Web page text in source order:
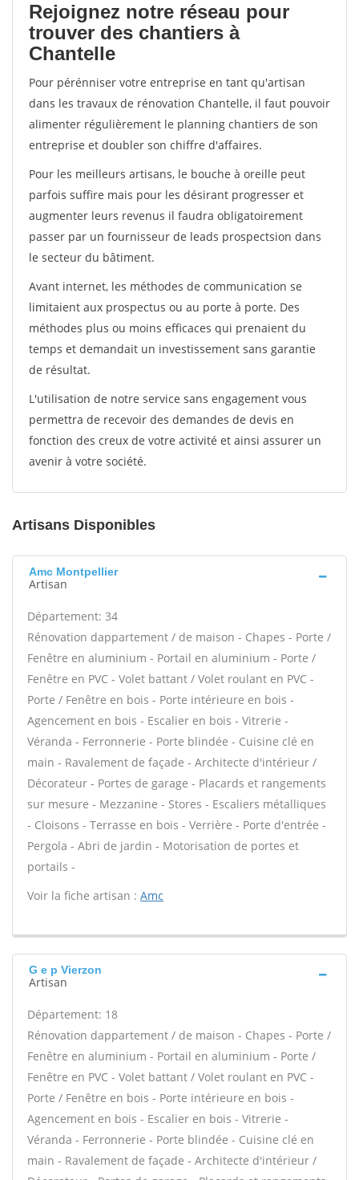
Rejoignez notre réseau pour
trouver des chantiers à
Chantelle
Pour pérénniser votre entreprise en tant qu'artisan
dans les travaux de rénovation Chantelle, il faut pouvoir
alimenter régulièrement le planning chantiers de son
entreprise et doubler son chiffre d'affaires.
Pour les meilleurs artisans, le bouche à oreille peut
parfois suffire mais pour les désirant progresser et
augmenter leurs revenus il faudra obligatoirement
passer par un fournisseur de leads prospectsion dans
le secteur du bâtiment.
Avant internet, les méthodes de communication se
limitaient aux prospectus ou au porte à porte. Des
méthodes plus ou moins efficaces qui prenaient du
temps et demandait un investissement sans garantie
de résultat.
L'utilisation de notre service sans engagement vous
permettra de recevoir des demandes de devis en
fonction des creux de votre activité et ainsi assurer un
avenir à votre société.
Artisans Disponibles
Amc Montpellier
Artisan
Département: 34
Rénovation dappartement / de maison - Chapes - Porte /
Fenêtre en aluminium - Portail en aluminium - Porte /
Fenêtre en PVC - Volet battant / Volet roulant en PVC -
Porte / Fenêtre en bois - Porte intérieure en bois -
Agencement en bois - Escalier en bois - Vitrerie -
Véranda - Ferronnerie - Porte blindée - Cuisine clé en
main - Ravalement de façade - Architecte d'intérieur /
Décorateur - Portes de garage - Placards et rangements
sur mesure - Mezzanine - Stores - Escaliers métalliques
- Cloisons - Terrasse en bois - Verrière - Porte d'entrée -
Pergola - Abri de jardin - Motorisation de portes et
portails -
Voir la fiche artisan : Amc
G e p Vierzon
Artisan
Département: 18
Rénovation dappartement / de maison - Chapes - Porte /
Fenêtre en aluminium - Portail en aluminium - Porte /
Fenêtre en PVC - Volet battant / Volet roulant en PVC -
Porte / Fenêtre en bois - Porte intérieure en bois -
Agencement en bois - Escalier en bois - Vitrerie -
Véranda - Ferronnerie - Porte blindée - Cuisine clé en
main - Ravalement de façade - Architecte d'intérieur /